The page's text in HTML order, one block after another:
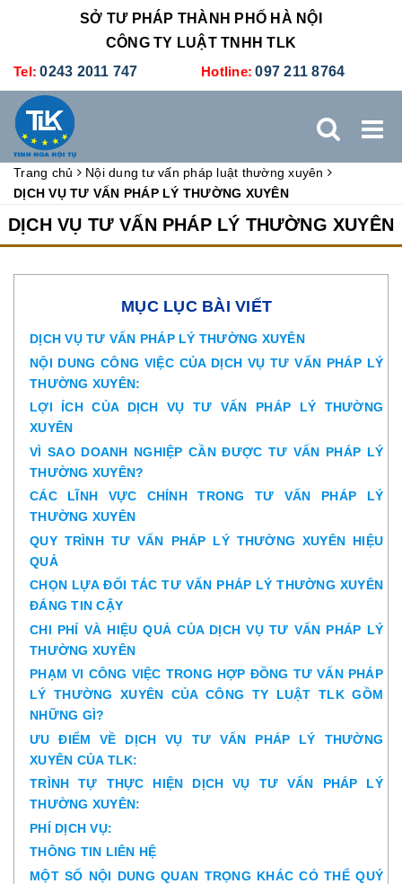
SỞ TƯ PHÁP THÀNH PHỐ HÀ NỘI
CÔNG TY LUẬT TNHH TLK
Tel: 0243 2011 747 Hotline: 097 211 8764
GIỚI THIỆU DỊCH VỤ PHÁP LÝ
TUYỂN DỤNG
Trang chủ
Nội dung tư vấn pháp luật thường xuyên
DỊCH VỤ TƯ VẤN PHÁP LÝ THƯỜNG XUYÊN
DỊCH VỤ TƯ VẤN PHÁP LÝ THƯỜNG XUYÊN
MỤC LỤC BÀI VIẾT
DỊCH VỤ TƯ VẤN PHÁP LÝ THƯỜNG XUYÊN
NỘI DUNG CÔNG VIỆC CỦA DỊCH VỤ TƯ VẤN PHÁP LÝ
THƯỜNG XUYÊN:
LỢI ÍCH CỦA DỊCH VỤ TƯ VẤN PHÁP LÝ THƯỜNG
XUYÊN
VÌ SAO DOANH NGHIỆP CẦN ĐƯỢC TƯ VẤN PHÁP LÝ
THƯỜNG XUYÊN?
CÁC LĨNH VỰC CHÍNH TRONG TƯ VẤN PHÁP LÝ
THƯỜNG XUYÊN
QUY TRÌNH TƯ VẤN PHÁP LÝ THƯỜNG XUYÊN HIỆU
QUẢ
CHỌN LỰA ĐỐI TÁC TƯ VẤN PHÁP LÝ THƯỜNG XUYÊN
ĐÁNG TIN CẬY
CHI PHÍ VÀ HIỆU QUẢ CỦA DỊCH VỤ TƯ VẤN PHÁP LÝ
THƯỜNG XUYÊN
PHẠM VI CÔNG VIỆC TRONG HỢP ĐỒNG TƯ VẤN PHÁP
LÝ THƯỜNG XUYÊN CỦA CÔNG TY LUẬT TLK GỒM
NHỮNG GÌ?
ƯU ĐIỂM VỀ DỊCH VỤ TƯ VẤN PHÁP LÝ THƯỜNG
XUYÊN CỦA TLK:
TRÌNH TỰ THỰC HIỆN DỊCH VỤ TƯ VẤN PHÁP LÝ
THƯỜNG XUYÊN:
PHÍ DỊCH VỤ:
THÔNG TIN LIÊN HỆ
MỘT SỐ NỘI DUNG QUAN TRỌNG KHÁC CÓ THỂ QUÝ